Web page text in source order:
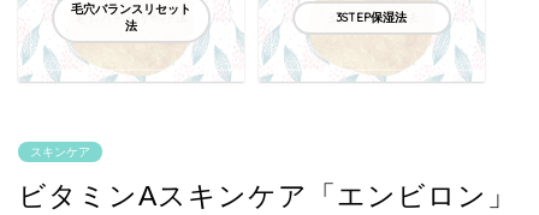
毛穴バランスリセット
法
3STEP保湿法
スキンケア
ビタミンAスキンケア「エンビロン」